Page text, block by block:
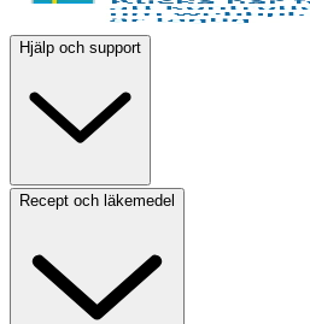
Hjälp och support
Recept och läkemedel